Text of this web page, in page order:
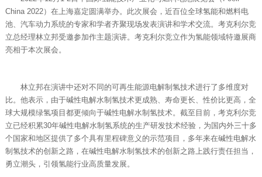
China 2022）在上海嘉定圆满举办。此次展会，近百位全球氢能和燃料电
池、汽车动力系统的专家和学者齐聚现场发表演讲和学术交流。考克利尔竞
立总经理林立邦受邀参加作主题演讲。考克利尔竞立作为氢能领域特邀展商
亮相于本次展会。
林立邦在演讲中还对不同的可再生能源电解制氢技术进行了多维度对
比。他表示，由于碱性电解水制氢技术更成熟、寿命更长、性价比更高，全
球大规模绿氢项目都更倾向于碱性电解水制氢技术。截至目前，考克利尔竞
立已经积累30年碱性电解水制氢系统的生产研发技术经验，为国内外三十多
个国家和地区提供了多个具有里程碑意义的示范项目，多年来在碱性电解水
制氢技术的创新之路，在碱性电解水制氢技术的创新之路上践行责任担当，
勇立潮头，引领氢能行业高质量发展。